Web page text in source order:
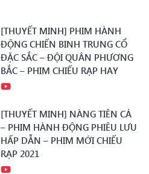
[THUYẾT MINH] PHIM HÀNH
ĐỘNG CHIẾN BINH TRUNG CỔ
ĐẶC SẮC – ĐỘI QUÂN PHƯƠNG
BẮC – PHIM CHIẾU RẠP HAY
[THUYẾT MINH] NÀNG TIÊN CÁ
– PHIM HÀNH ĐỘNG PHIÊU LƯU
HẤP DẪN – PHIM MỚI CHIẾU
RẠP 2021